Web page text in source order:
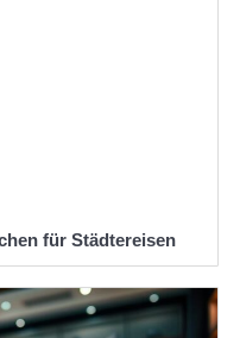
für Städtereisen